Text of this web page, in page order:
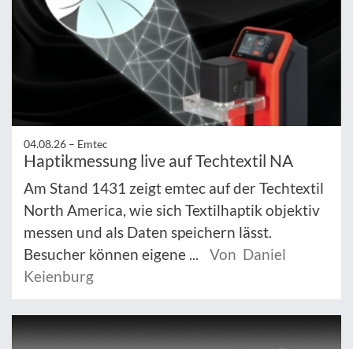
04.08.26 – Emtec
Haptikmessung live auf Techtextil NA
Am Stand 1431 zeigt emtec auf der Techtextil
North America, wie sich Textilhaptik objektiv
messen und als Daten speichern lässt.
Besucher können eigene ...
Von Daniel
Keienburg